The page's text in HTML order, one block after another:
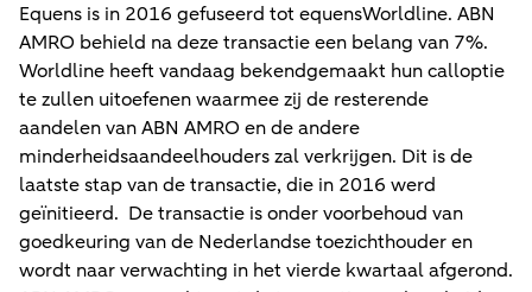
Equens is in 2016 gefuseerd tot equensWorldline. ABN
AMRO behield na deze transactie een belang van 7%.
Worldline heeft vandaag bekendgemaakt hun calloptie
te zullen uitoefenen waarmee zij de resterende
aandelen van ABN AMRO en de andere
minderheidsaandeelhouders zal verkrijgen. Dit is de
laatste stap van de transactie, die in 2016 werd
geïnitieerd. De transactie is onder voorbehoud van
goedkeuring van de Nederlandse toezichthouder en
wordt naar verwachting in het vierde kwartaal afgerond.